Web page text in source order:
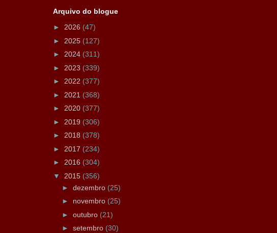
Arquivo do blogue
► 2026 (47)
► 2025 (127)
► 2024 (311)
► 2023 (339)
► 2022 (377)
► 2021 (368)
► 2020 (377)
► 2019 (306)
► 2018 (378)
► 2017 (234)
► 2016 (304)
▼ 2015 (356)
► dezembro (25)
► novembro (25)
► outubro (21)
► setembro (30)